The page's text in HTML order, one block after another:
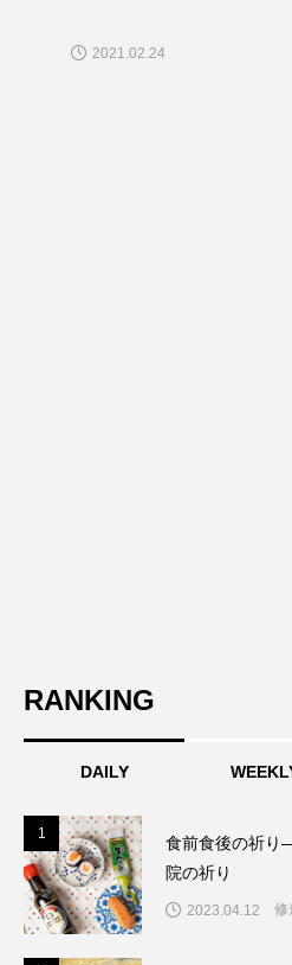
2021.02.24
RANKING
DAILY
1
食前食後の祈り
院の祈り
2023.04.12 修